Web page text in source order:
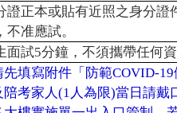
證正本或貼有近照之身分
不准應試。
面試5分鐘，不須攜帶任何
先填寫附件「防範COVID-
陪考家人(1人為限)當日請戴